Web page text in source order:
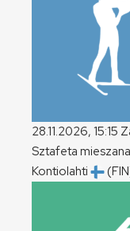
28.11.2026, 15:15
Sztafeta mieszana
Kontiolahti